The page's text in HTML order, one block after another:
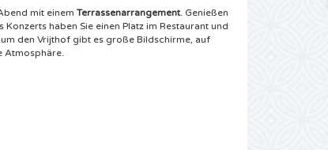
mit einem Terrassenarrangement. Genießen
haben Sie einen Platz im Restaurant und
den Vrijthof gibt es große Bildschirme, auf
Atmosphäre.